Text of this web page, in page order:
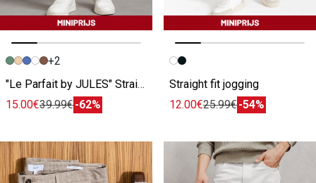
Vorige afbeelding
Volgende beeld
+2
"Le Parfait by JULES" Straight fit chino
15.00€39.99€-62%
Vorige afbeelding
Volgende beeld
Straight fit jogging
12.00€25.99€-54%